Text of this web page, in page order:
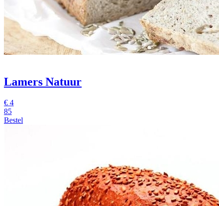
Lamers Natuur
€ 4
85
Bestel